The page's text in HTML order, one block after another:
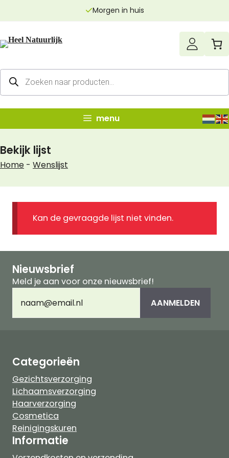
inhoud
Morgen in huis
Producten
zoeken
menu
Bekijk lijst
Home - Wenslijst
Kan de gevraagde lijst niet vinden.
Nieuwsbrief
Meld je aan voor onze nieuwsbrief!
mailadres(Vereist) AANMELDEN
Categorieën
Gezichtsverzorging
Lichaamsverzorging
Haarverzorging
Cosmetica
Reinigingskuren
Informatie